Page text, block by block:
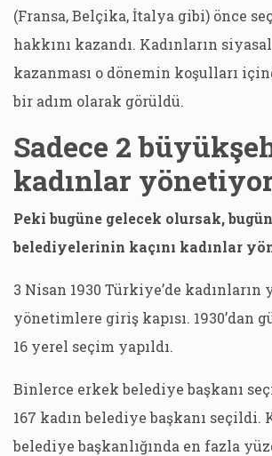
(Fransa, Belçika, İtalya gibi) önce
hakkını kazandı. Kadınların
kazanması o dönemin koşulları
bir adım olarak görüldü.
Sadece 2
kadınlar
Peki bugüne gelecek olursak,
belediyelerinin kaçını kadınlar
3 Nisan 1930 Türkiye’de kadınların
yönetimlere giriş kapısı. 1930’dan
16 yerel seçim yapıldı.
Binlerce erkek belediye başkanı
167 kadın belediye başkanı seçildi.
belediye başkanlığında en fazla